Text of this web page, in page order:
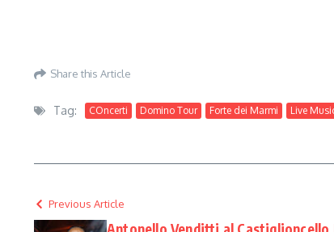
Share this Article
Tag: COncerti Domino Tour Forte dei Marmi Live
Previous Article